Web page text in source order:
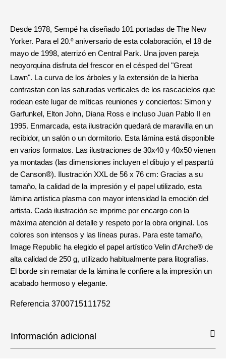
Desde 1978, Sempé ha diseñado 101 portadas de The New
Yorker. Para el 20.º aniversario de esta colaboración, el 18 de
mayo de 1998, aterrizó en Central Park. Una joven pareja
neoyorquina disfruta del frescor en el césped del "Great
Lawn". La curva de los árboles y la extensión de la hierba
contrastan con las saturadas verticales de los rascacielos que
rodean este lugar de míticas reuniones y conciertos: Simon y
Garfunkel, Elton John, Diana Ross e incluso Juan Pablo II en
1995. Enmarcada, esta ilustración quedará de maravilla en un
recibidor, un salón o un dormitorio. Esta lámina está disponible
en varios formatos. Las ilustraciones de 30x40 y 40x50 vienen
ya montadas (las dimensiones incluyen el dibujo y el paspartú
de Canson®). Ilustración XXL de 56 x 76 cm: Gracias a su
tamaño, la calidad de la impresión y el papel utilizado, esta
lámina artística plasma con mayor intensidad la emoción del
artista. Cada ilustración se imprime por encargo con la
máxima atención al detalle y respeto por la obra original. Los
colores son intensos y las líneas puras. Para este tamaño,
Image Republic ha elegido el papel artístico Velin d’Arche® de
alta calidad de 250 g, utilizado habitualmente para litografías.
El borde sin rematar de la lámina le confiere a la impresión un
acabado hermoso y elegante.
Referencia 3700715111752
Información adicional